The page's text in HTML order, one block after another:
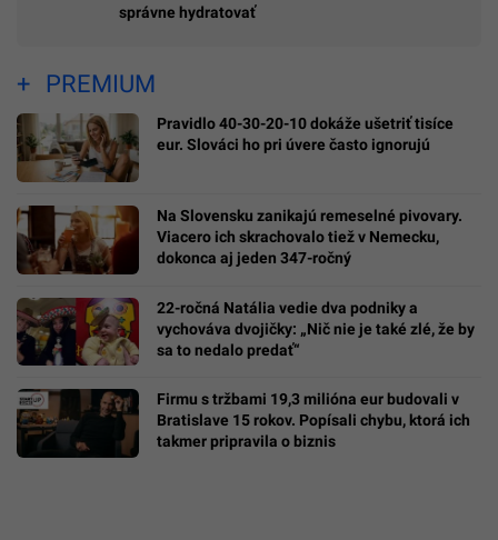
správne hydratovať
PREMIUM
Pravidlo 40-30-20-10 dokáže ušetriť tisíce
eur. Slováci ho pri úvere často ignorujú
Na Slovensku zanikajú remeselné pivovary.
Viacero ich skrachovalo tiež v Nemecku,
dokonca aj jeden 347-ročný
22-ročná Natália vedie dva podniky a
vychováva dvojičky: „Nič nie je také zlé, že by
sa to nedalo predať“
Firmu s tržbami 19,3 milióna eur budovali v
Bratislave 15 rokov. Popísali chybu, ktorá ich
takmer pripravila o biznis